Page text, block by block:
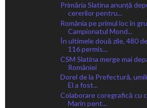
Primăria Slatina anunță
cererilor pentru...
România pe primul loc în
Campionatul Mond...
În ultimele două zile, 480
116 permis...
CSM Slatina merge mai
României
Dorel de la Prefectură,
El a fost...
Colaborare coregrafică cu
Marin pent...